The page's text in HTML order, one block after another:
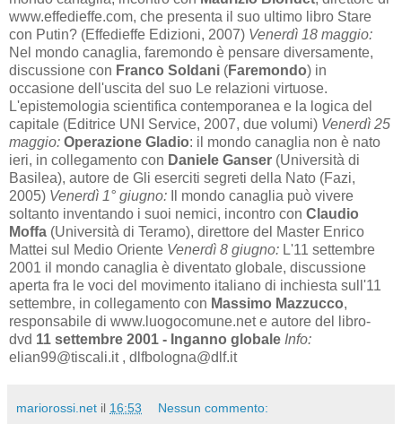
www.effedieffe.com, che presenta il suo ultimo libro Stare
con Putin? (Effedieffe Edizioni, 2007) Venerdì 18 maggio:
Nel mondo canaglia, faremondo è pensare diversamente,
discussione con Franco Soldani (Faremondo) in
occasione dell'uscita del suo Le relazioni virtuose.
L'epistemologia scientifica contemporanea e la logica del
capitale (Editrice UNI Service, 2007, due volumi) Venerdì 25
maggio: Operazione Gladio: il mondo canaglia non è nato
ieri, in collegamento con Daniele Ganser (Università di
Basilea), autore de Gli eserciti segreti della Nato (Fazi,
2005) Venerdì 1° giugno: Il mondo canaglia può vivere
soltanto inventando i suoi nemici, incontro con Claudio
Moffa (Università di Teramo), direttore del Master Enrico
Mattei sul Medio Oriente Venerdì 8 giugno: L'11 settembre
2001 il mondo canaglia è diventato globale, discussione
aperta fra le voci del movimento italiano di inchiesta sull'11
settembre, in collegamento con Massimo Mazzucco,
responsabile di www.luogocomune.net e autore del libro-
dvd 11 settembre 2001 - Inganno globale Info:
elian99@tiscali.it , dlfbologna@dlf.it
mariorossi.net il 16:53 Nessun commento: